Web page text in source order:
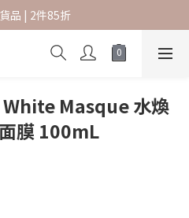
品 | 2件85折
品 | 2件85折
滿 $600 免運費
品 | 2件85折Masque 水煥
膜 100mL